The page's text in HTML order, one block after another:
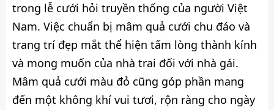
trong lễ cưới hỏi truyền thống của người Việt
Nam. Việc chuẩn bị mâm quả cưới chu đáo và
trang trí đẹp mắt thể hiện tấm lòng thành kính
và mong muốn của nhà trai đối với nhà gái.
Mâm quả cưới màu đỏ cũng góp phần mang
đến một không khí vui tươi, rộn ràng cho ngày